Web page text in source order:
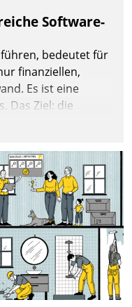
Software-
bedeutet für
finanziellen,
Es ist eine
Das Ziel: die
Damit
Grundregeln